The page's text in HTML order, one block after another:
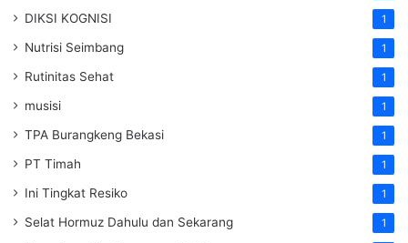
DIKSI KOGNISI 1
Nutrisi Seimbang 1
Rutinitas Sehat 1
musisi 1
TPA Burangkeng Bekasi 1
PT Timah 1
Ini Tingkat Resiko 1
Selat Hormuz Dahulu dan Sekarang 1